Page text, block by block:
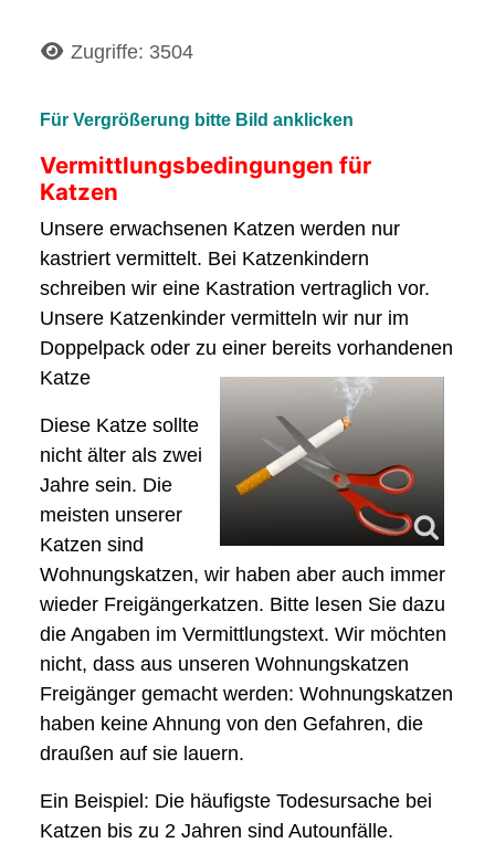
DetailsZugriffe: 3504
Für Vergrößerung bitte Bild anklicken
Vermittlungsbedingungen für
Katzen
Unsere erwachsenen Katzen werden nur
kastriert vermittelt. Bei Katzenkindern
schreiben wir eine Kastration vertraglich vor.
Unsere Katzenkinder vermitteln wir nur im
Doppelpack oder zu einer bereits vorhandenen
Katze
Diese Katze sollte
nicht älter als zwei
Jahre sein. Die
meisten unserer
Katzen sind
Wohnungskatzen, wir haben aber auch immer
wieder Freigängerkatzen. Bitte lesen Sie dazu
die Angaben im Vermittlungstext. Wir möchten
nicht, dass aus unseren Wohnungskatzen
Freigänger gemacht werden: Wohnungskatzen
haben keine Ahnung von den Gefahren, die
draußen auf sie lauern.
Ein Beispiel: Die häufigste Todesursache bei
Katzen bis zu 2 Jahren sind Autounfälle.